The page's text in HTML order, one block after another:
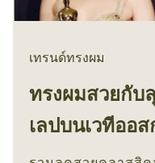
เทรนด์ทรงผม
ทรงผมสวยกับ
เลปบนเวทีออ